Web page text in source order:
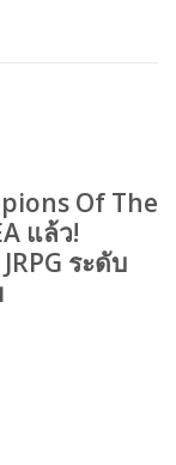
Of The
แล้ว!
ระดับ